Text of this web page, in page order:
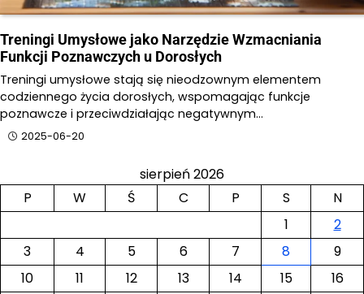
Treningi Umysłowe jako Narzędzie Wzmacniania
Funkcji Poznawczych u Dorosłych
Treningi umysłowe stają się nieodzownym elementem
codziennego życia dorosłych, wspomagając funkcje
poznawcze i przeciwdziałając negatywnym…
2025-06-20
sierpień 2026
P
W Ś C P S
N
1
2
3
4 5 6 7 8
9
10
11 12 13 14 15
16